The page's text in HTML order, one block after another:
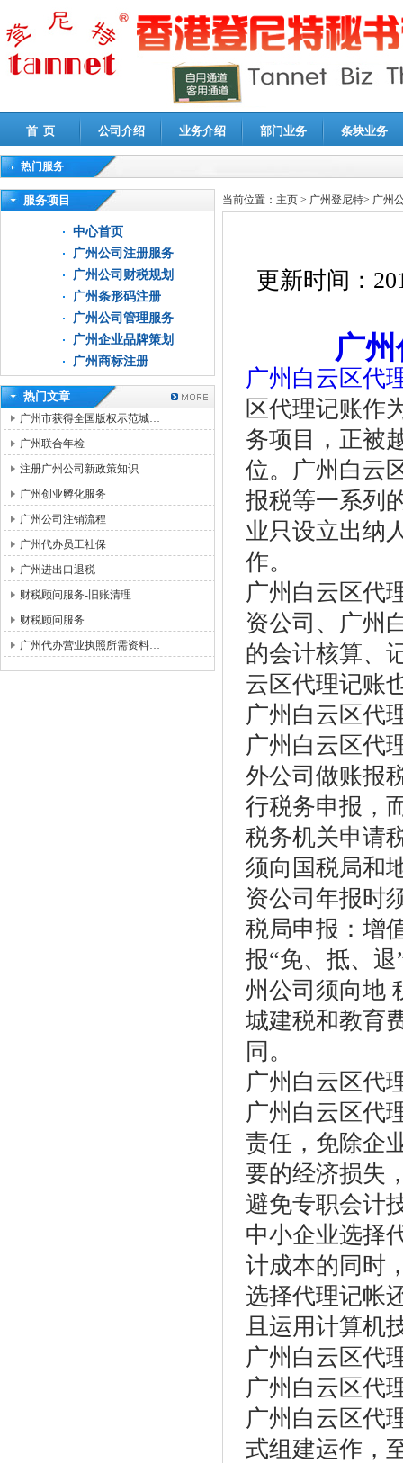
首 页 公司介绍 业务介绍 部门业务 条块业务
热门服务
高新技术企业认定审计|企业所得税汇算清缴申报鉴证
服务项目
中心首页
广州公司注册服务
广州公司财税规划
广州条形码注册
广州公司管理服务
广州企业品牌策划
广州商标注册
热门文章
广州市获得全国版权示范城…
广州联合年检
注册广州公司新政策知识
广州创业孵化服务
广州公司注销流程
广州代办员工社保
广州进出口退税
财税顾问服务-旧账清理
财税顾问服务
广州代办营业执照所需资料…
当前位置： 主页 > 广州登尼特> 广州
更新时间：
广
广州白云区代
区代理记账作
务项目，正被
位。广州白云
报税等一系列
业只设立出纳
作。
广州白云区代
资公司、广州
的会计核算、
云区代理记账
广州白云区代
广州白云区代
外公司做账报
行税务申报，
税务机关申请
须向国税局和
资公司年报时
税局申报：增
报“免、抵、
州公司须向地
城建税和教育
同。
广州白云区代
广州白云区代
责任，免除企
要的经济损失
避免专职会计
中小企业选择
计成本的同时
选择代理记帐
且运用计算机
广州白云区代
广州白云区代
广州白云区代
式组建运作，